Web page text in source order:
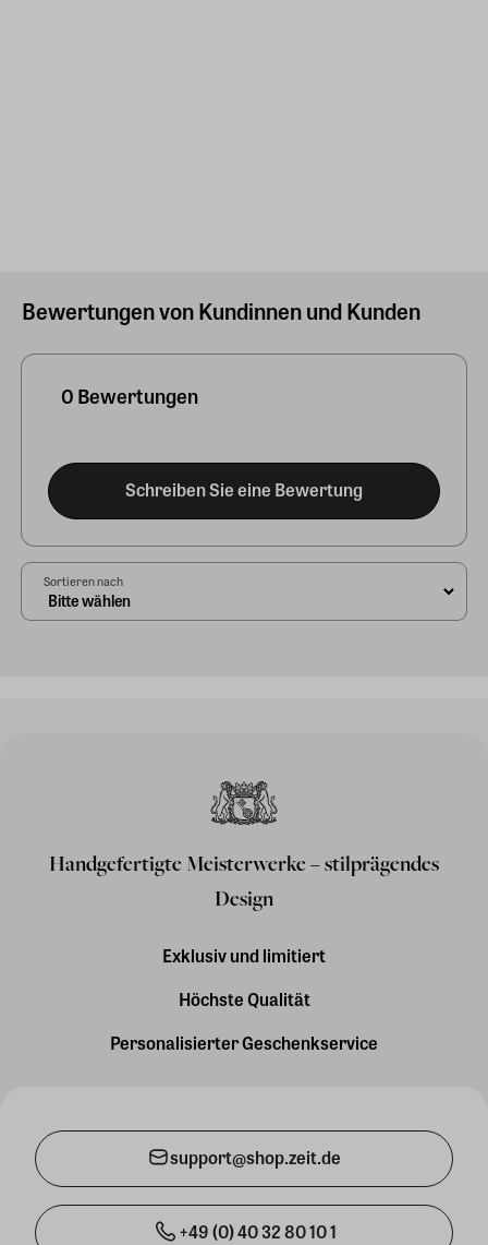
Bewertungen von Kundinnen und Kunden
0 Bewertungen
Schreiben Sie eine Bewertung
Sortieren nach
Handgefertigte Meisterwerke – stilprägendes
Design
Exklusiv und limitiert
Höchste Qualität
Personalisierter Geschenkservice
support@shop.zeit.de
+49 (0) 40 32 80 10 1